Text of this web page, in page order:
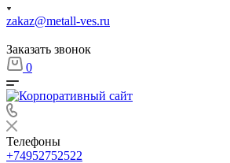
zakaz@metall-ves.ru
Заказать звонок
0
Телефоны
+74952752522